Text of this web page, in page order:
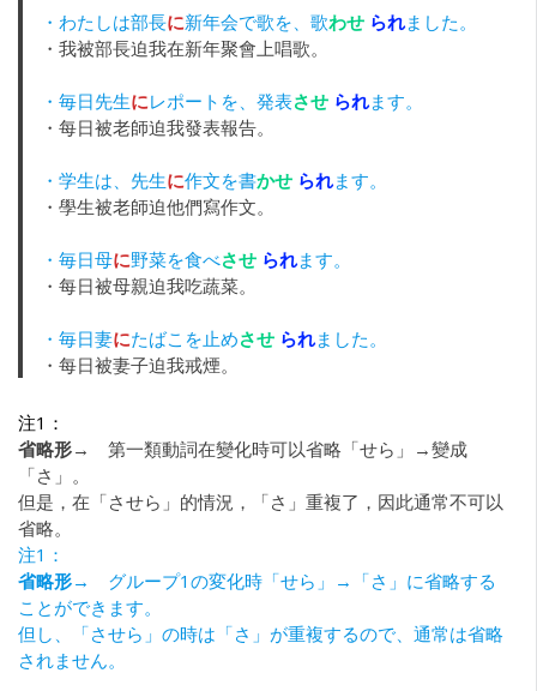
・わたしは部長に新年会で歌を、歌わせ られました。
・我被部長迫我在新年聚會上唱歌。
・毎日先生にレポートを、発表させ られます。
・每日被老師迫我發表報告。
・学生は、先生に作文を書かせ られます。
・學生被老師迫他們寫作文。
・毎日母に野菜を食べさせ られます。
・每日被母親迫我吃蔬菜。
・毎日妻にたばこを止めさせ られました。
・每日被妻子迫我戒煙。
注1：
省略形→
第一類動詞在變化時可以省略「せら」→變成
「さ」。
但是，在「させら」的情況，「さ」重複了，因此通常不可以
省略。
注1：
省略形→
グループ1の変化時「せら」→「さ」に省略する
ことができます。
但し、「させら」の時は「さ」が重複するので、通常は省略
されません。